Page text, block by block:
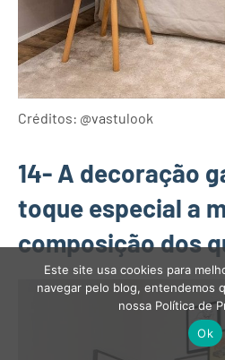
Créditos: @vastulook
14- A decoração
toque especial a
composição dos
Este site usa cookies para
navegar pelo blog, entendemos
nossa Política de
Ok